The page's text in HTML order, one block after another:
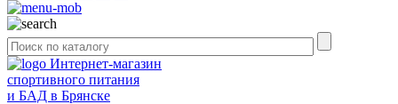
Интернет-магазин
спортивного питания
и БАД в Брянске